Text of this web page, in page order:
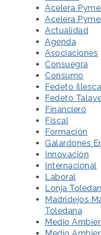
Acelera
Acelera
Actualidad
Agenda
Asociaciones
Consuegra
Consumo
Fedeto
Fedeto
Financiero
Fiscal
Formación
Galardones
Innovación
Internacional
Laboral
Lonja
Madridejos
Toledana
Medio